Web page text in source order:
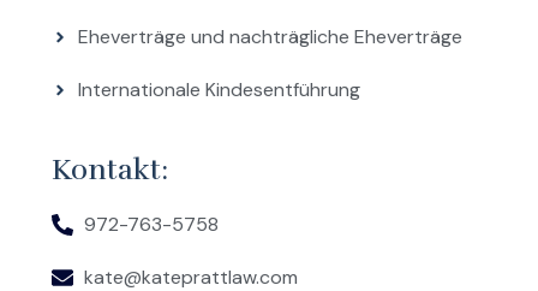
Eheverträge und nachträgliche Eheverträge
Internationale Kindesentführung
Kontakt:
972-763-5758
kate@kateprattlaw.com